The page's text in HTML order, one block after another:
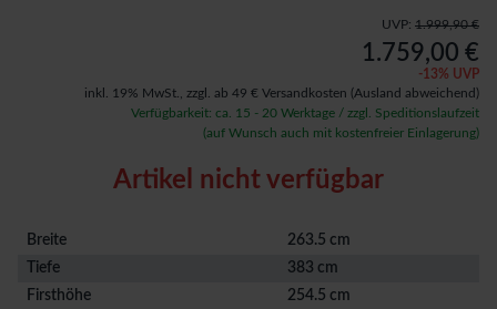
UVP: 1.999,90 €
1.759,00 €
-13% UVP
inkl. 19% MwSt., zzgl. ab 49 € Versandkosten (Ausland abweichend)
Verfügbarkeit: ca. 15 - 20 Werktage / zzgl. Speditionslaufzeit
(auf Wunsch auch mit kostenfreier Einlagerung)
Artikel nicht verfügbar
Breite
263.5 cm
Tiefe
383 cm
Firsthöhe
254.5 cm